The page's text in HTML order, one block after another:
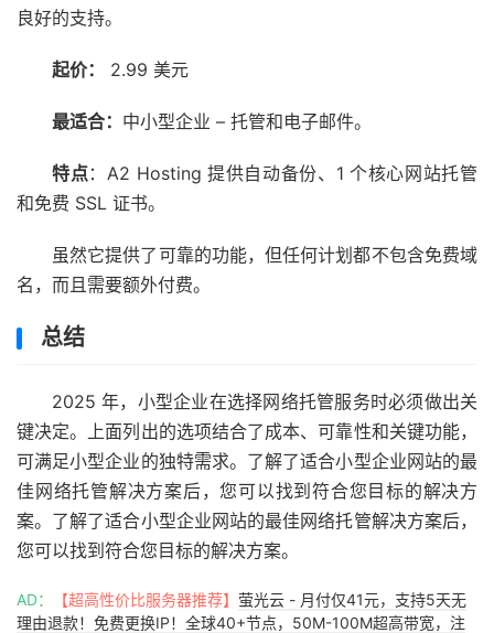
良好的支持。
起价： 2.99 美元
最适合： 中小型企业 – 托管和电子邮件。
特点：A2 Hosting 提供自动备份、1 个核心网站托管
和免费 SSL 证书。
虽然它提供了可靠的功能，但任何计划都不包含免费域
名，而且需要额外付费。
总结
2025 年，小型企业在选择网络托管服务时必须做出关
键决定。上面列出的选项结合了成本、可靠性和关键功能，
可满足小型企业的独特需求。了解了适合小型企业网站的最
佳网络托管解决方案后，您可以找到符合您目标的解决方
案。了解了适合小型企业网站的最佳网络托管解决方案后，
您可以找到符合您目标的解决方案。
AD： 【超高性价比服务器推荐】 萤光云 - 月付仅41元，支持5天无
理由退款！免费更换IP！全球40+节点，50M-100M超高带宽，注